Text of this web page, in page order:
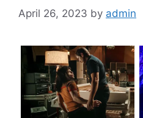
April 26, 2023 by admin